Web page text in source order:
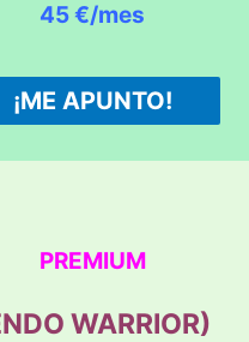
45 €/mes
¡ME APUNTO!
PREMIUM
WARRIOR)